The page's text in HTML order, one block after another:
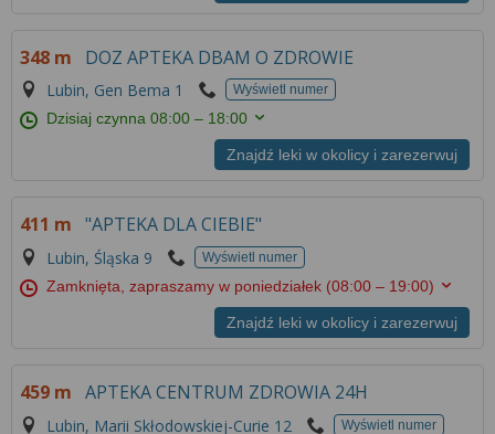
348 m DOZ APTEKA DBAM O ZDROWIE
Lubin, Gen Bema 1 Wyświetl numer
Dzisiaj czynna08:00 – 18:00
Znajdź leki w okolicy i zarezerwuj
411 m "APTEKA DLA CIEBIE"
Lubin, Śląska 9 Wyświetl numer
Zamknięta, zapraszamy w poniedziałek (08:00 – 19:00)
Znajdź leki w okolicy i zarezerwuj
459 m APTEKA CENTRUM ZDROWIA 24H
Lubin, Marii Skłodowskiej-Curie 12 Wyświetl numer
Więcej informacji na temat wykorzystywania
znajdziesz wRegulaminie Serwisu.